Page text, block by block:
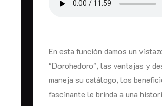
En esta función damos un
"Dorohedoro", las ventajas y
maneja su catálogo, los
fascinante le brinda a una